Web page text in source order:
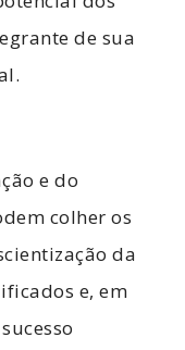
de sua
e do
colher os
da
e, em